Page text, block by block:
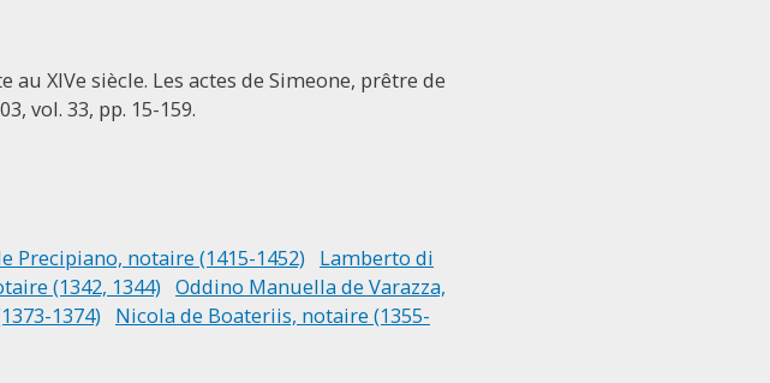
XIVe siècle. Les actes de Simeone, prêtre de
vol. 33, pp. 15-159.
Precipiano, notaire (1415-1452)
Lamberto di
(1342, 1344) Oddino Manuella de Varazza,
1374)
Nicola de Boateriis, notaire (1355-